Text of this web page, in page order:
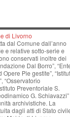
di Livorno
dal Comune dall’anno
e relative sotto-serie e
conservati inoltre dei
Dal Borro”,
Pie gestite”,
“Osservatorio
Preventoriale S.
G. Schiavazzi”
archivistiche. La
dagli atti di Stato